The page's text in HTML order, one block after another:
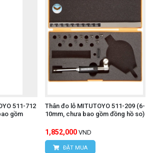
511-712
gồm
Thân đo lỗ MITUTOYO 511-209 (6-
10mm, chưa bao gồm đồng hồ so)
1,852,000 VND
ĐẶT MUA